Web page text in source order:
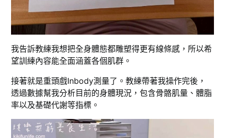
我告訴教練我想把全身體態都雕塑得更有線條感，所以希
望訓練內容能全面涵蓋各個肌群。
接著就是重頭戲Inbody測量了。教練帶著我操作完後，
透過數據幫我分析目前的身體現況，包含骨骼肌量、體脂
率以及基礎代謝等指標。